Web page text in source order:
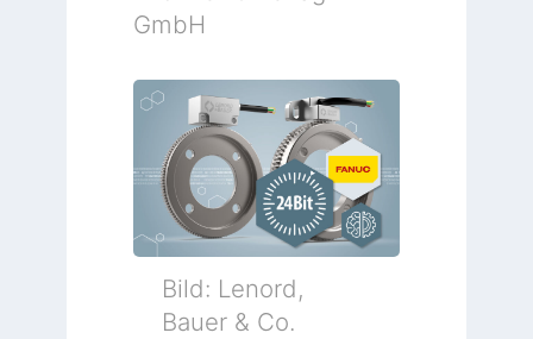
GmbH
Bild: Lenord,
Bauer & Co.